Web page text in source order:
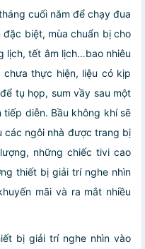
cuối năm để chạy đua
biệt, mùa chuẩn bị cho
lịch, tết âm lịch…bao nhiêu
thực hiện, liệu có kịp
tụ họp, sum vầy sau một
tiếp diễn. Bầu không khí sẽ
các ngôi nhà được trang bị
những chiếc tivi cao
thiết bị giải trí nghe nhìn
mãi và ra mắt nhiều
bị giải trí nghe nhìn vào